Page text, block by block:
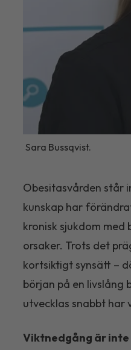
Sara Bussqvist.
Obesitasvården står
kunskap har
kronisk sjukdom med
orsaker. Trots det
kortsiktigt synsätt –
början på en livslång
utvecklas snabbt har
Viktnedgång är